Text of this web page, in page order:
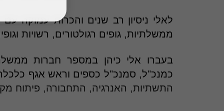
לאלי ניסיון רב שנים והכרות עמוקה
ממשלתיות, גופים רגולטורים, רשויות
בעברו אלי כיהן במספר חברות
כמנכ"ל, סמנכ"ל כספים וראש אגף
התשתיות, האנרגיה, התחבורה, פיתוח